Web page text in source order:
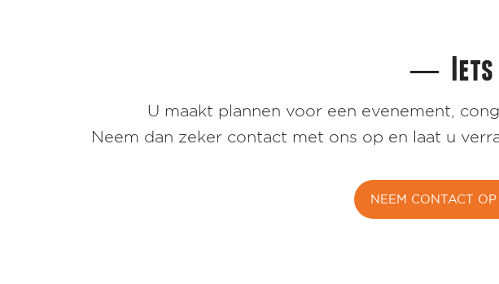
U maakt plannen voor een evenement,
Neem dan zeker contact met ons op en laat u
NEEM CONTACT OP